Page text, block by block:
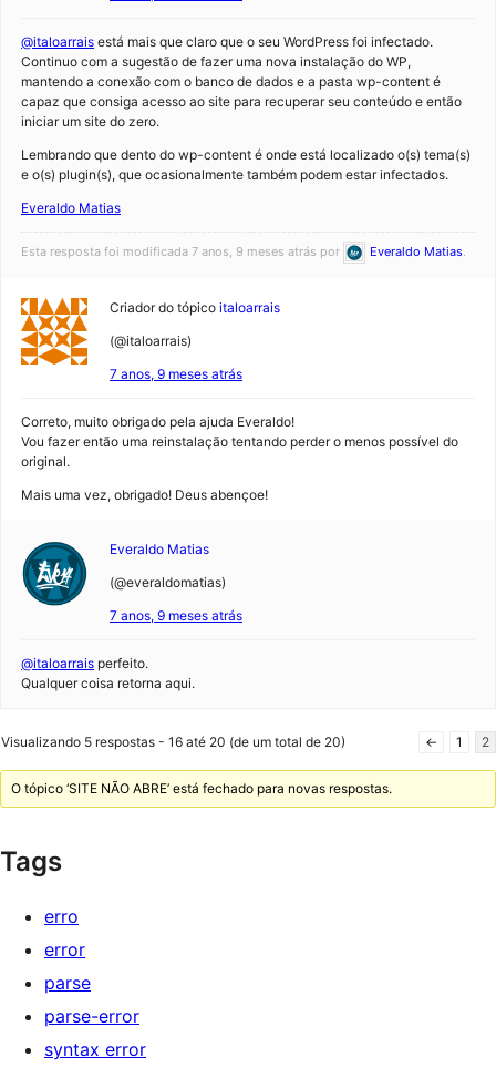
@italoarrais está mais que claro que o seu WordPress foi infectado.
Continuo com a sugestão de fazer uma nova instalação do WP,
mantendo a conexão com o banco de dados e a pasta wp-content é
capaz que consiga acesso ao site para recuperar seu conteúdo e então
iniciar um site do zero.
Lembrando que dento do wp-content é onde está localizado o(s) tema(s)
e o(s) plugin(s), que ocasionalmente também podem estar infectados.
Everaldo Matias
Esta resposta foi modificada 7 anos, 9 meses atrás por Everaldo Matias.
Criador do tópico italoarrais
(@italoarrais)
7 anos, 9 meses atrás
Correto, muito obrigado pela ajuda Everaldo!
Vou fazer então uma reinstalação tentando perder o menos possível do
original.
Mais uma vez, obrigado! Deus abençoe!
Everaldo Matias
(@everaldomatias)
7 anos, 9 meses atrás
@italoarrais perfeito.
Qualquer coisa retorna aqui.
Visualizando 5 respostas - 16 até 20 (de um total de 20) ← 1 2
O tópico ‘SITE NÃO ABRE’ está fechado para novas respostas.
Tags
erro
error
parse
parse-error
syntax error